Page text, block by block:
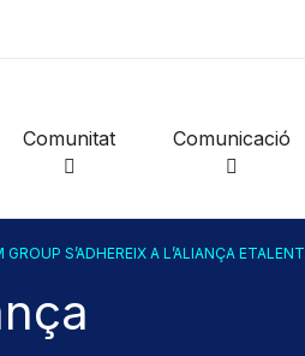
Comunitat Comunicació
GROUP S’ADHEREIX A L’ALIANÇA ETALENT